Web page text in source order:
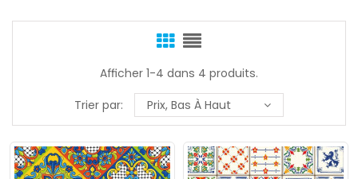
Afficher 1-4 dans 4 produits.
Trier par:
Prix, Bas À Haut